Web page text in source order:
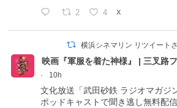
2 4 X
横浜シネマリン リツイート
映画『軍服を着た神様』 | 三叉路
·
10h
文化放送「武田砂鉄 ラジオマガジ
ポッドキャストで聞き逃し無料配